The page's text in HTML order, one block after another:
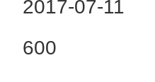
2017-07-11
600